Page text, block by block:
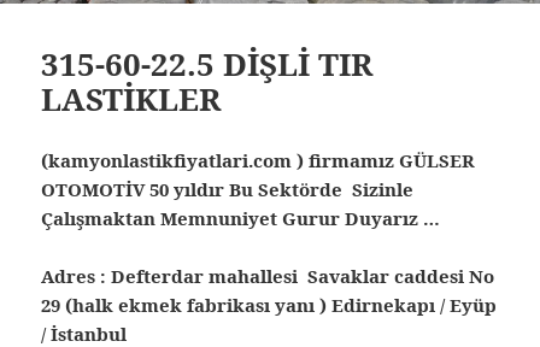
315-60-22.5 DİŞLİ TIR
LASTİKLER
(kamyonlastikfiyatlari.com ) firmamız GÜLSER
OTOMOTİV 50 yıldır Bu Sektörde Sizinle
Çalışmaktan Memnuniyet Gurur Duyarız …
Adres : Defterdar mahallesi Savaklar caddesi No
29 (halk ekmek fabrikası yanı ) Edirnekapı / Eyüp
/ İstanbul